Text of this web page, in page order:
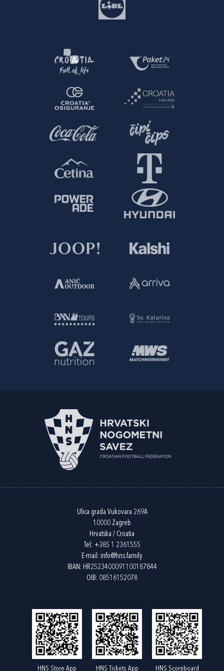
Ulica grada Vukovara 269A
10000 Zagreb
Hrvatska / Croatia
Tel: +385 1 2361555
E-mail: info@hns.family
IBAN: HR2523400091100187844
OIB: 08516152078
HNS Store App HNS Tickets App HNS Scoreboard